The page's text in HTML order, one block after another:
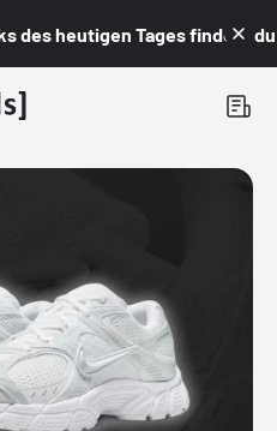
des heutigen Tages findest du